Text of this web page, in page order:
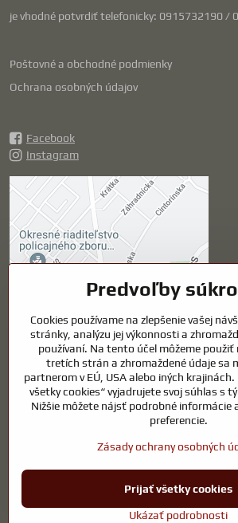
je vhodné potvrdiť telefonicky: 0915732190 /
Poštovné a obchodné podmienky
Ochrana osobných údajov
Facebook
Instagram
Externý obsah je
blokovaný Voľbami
súkromia
Prajete si načítať externý obsah?
Povoliť tentokrát
Povoliť a zapamätať -
súhlas s druhom cookie:
Funkčné
Otvoriť obsah v novom okne
©2026Copyright
Predvoľby súkromiaZásady ochrany
Predvoľby
Cookies používame na zlepšenie vašej
stránky, analýzu jej výkonnosti a
používaní. Na tento účel môžeme použiť
tretích strán a zhromaždené údaje sa
partnerom v EÚ, USA alebo iných
všetky cookies“ vyjadrujete svoj súhlas s
Nižšie môžete nájsť podrobné informácie
preferencie.
Zásady ochrany osobných
Ukázať podrobnosti
Prijať všetky cookies